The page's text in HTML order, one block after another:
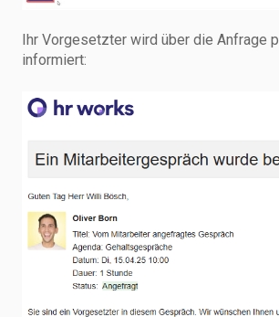
Ihr Vorgesetzter wird über die Anfrage
informiert: